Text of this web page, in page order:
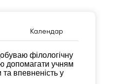
Календар
філологічну
допомагати учням
впевненість у